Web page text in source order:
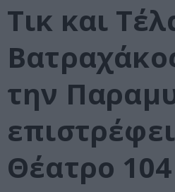
Τικ και
την
Θέατρο 104